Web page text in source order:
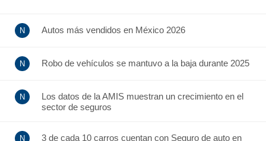
Autos más vendidos en México 2026
Robo de vehículos se mantuvo a la baja durante 2025
Los datos de la AMIS muestran un crecimiento en el
sector de seguros
3 de cada 10 carros cuentan con Seguro de auto en